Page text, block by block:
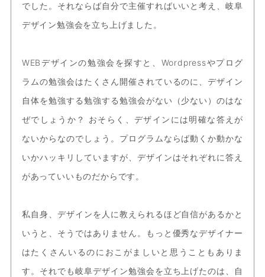
でした。それならば自分で主催すればいいと考え、岐阜
デザイン勉強会を立ち上げました。
WEBデザインの勉強会を探すと、Wordpressやプログ
ラムの勉強会はたくさん開催されているのに、デザイン
自体を勉強する勉強する勉強会がない（少ない）のはな
ぜでしょうか？ おそらく、デザインには明確な答えが
ないからなのでしょう。プログラムならば動くか動かな
いかハッキリしていますが、デザインはそれぞれに答え
があっていいものだからです。
私自身、デザインを人に教えられるほど自信があるかと
いうと、そうではありません。もっと優秀なデザイナー
はたくさんいるのにおこがましいと思うこともありま
す。それでも岐阜デザイン勉強会を立ち上げたのは、自